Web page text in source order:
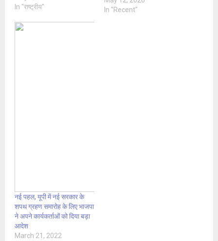
In "राष्ट्रीय"
सरमा को राजग विधायक दल का
In "Recent"
नई पहल, यूपी में नई सरकार के
शपथ ग्रहण समारोह के लिए भाजपा
ने अपने कार्यकर्ताओं को दिया बड़ा
आदेश
March 21, 2022